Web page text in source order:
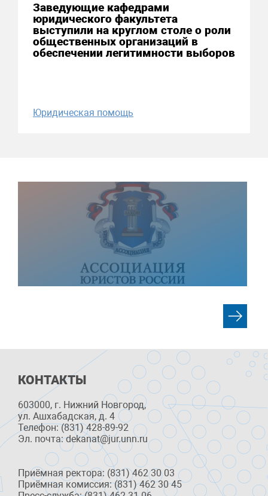
Заведующие кафедрами
юридического факультета
выступили на круглом столе о роли
общественных организаций в
обеспечении легитимности выборов
Юридическая помощь
КОНТАКТЫ
603000, г. Нижний Новгород,
ул. Ашхабадская, д. 4
Телефон: (831) 428-89-92
Эл. почта: dekanat@jur.unn.ru
Приёмная ректора: (831) 462 30 03
Приёмная комиссия: (831) 462 30 45